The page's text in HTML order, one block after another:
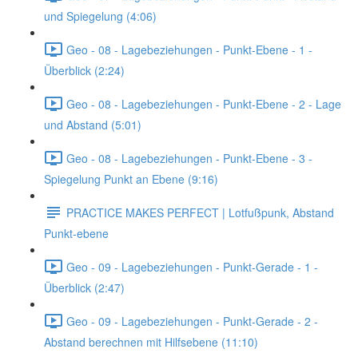
und Spiegelung (4:06)
Geo - 08 - Lagebeziehungen - Punkt-Ebene - 1 -
Überblick (2:24)
Geo - 08 - Lagebeziehungen - Punkt-Ebene - 2 - Lage
und Abstand (5:01)
Geo - 08 - Lagebeziehungen - Punkt-Ebene - 3 -
Spiegelung Punkt an Ebene (9:16)
PRACTICE MAKES PERFECT | Lotfußpunk, Abstand
Punkt-ebene
Geo - 09 - Lagebeziehungen - Punkt-Gerade - 1 -
Überblick (2:47)
Geo - 09 - Lagebeziehungen - Punkt-Gerade - 2 -
Abstand berechnen mit Hilfsebene (11:10)